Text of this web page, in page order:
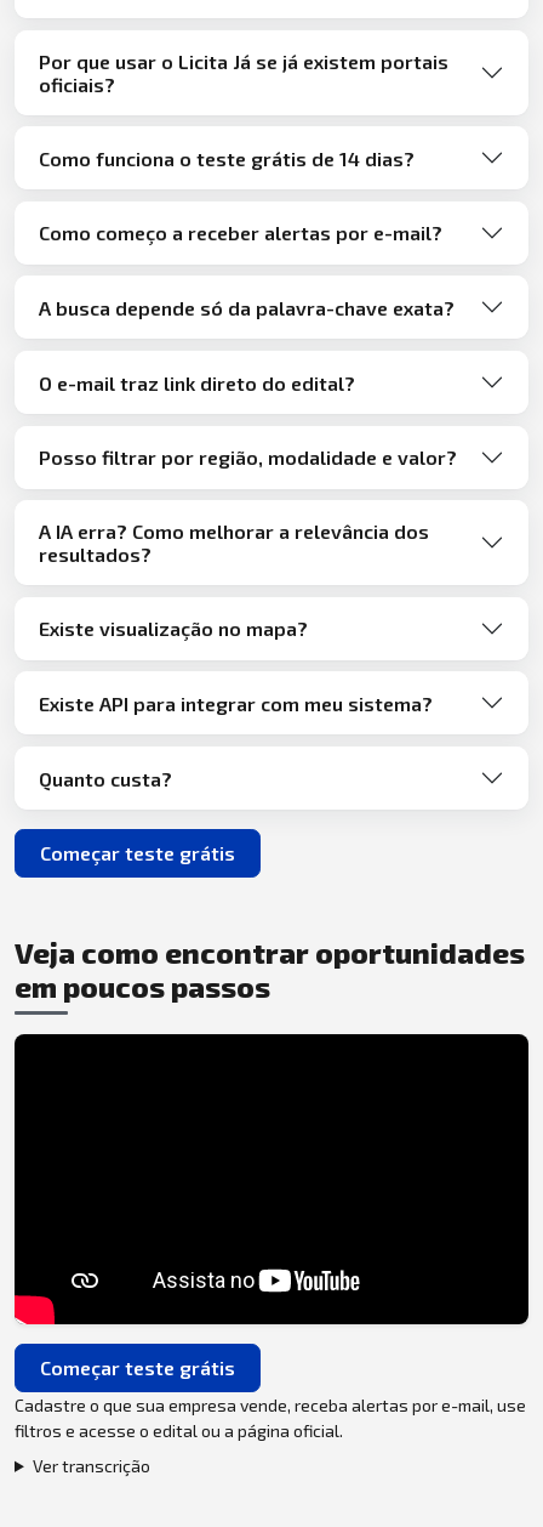
Por que usar o Licita Já se já existem portais
oficiais?
Como funciona o teste grátis de 14 dias?
Como começo a receber alertas por e-mail?
A busca depende só da palavra-chave exata?
O e-mail traz link direto do edital?
Posso filtrar por região, modalidade e valor?
A IA erra? Como melhorar a relevância dos
resultados?
Existe visualização no mapa?
Existe API para integrar com meu sistema?
Quanto custa?
Começar teste grátis
Veja como encontrar oportunidades
em poucos passos
Começar teste grátis
Cadastre o que sua empresa vende, receba alertas por e-mail, use
filtros e acesse o edital ou a página oficial.
Ver transcrição